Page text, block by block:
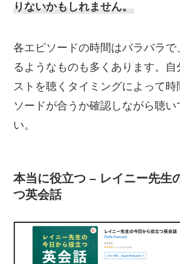
りないかもしれません。
各エピソードの時間はバラバラで
るようなものも多くあります。自
ストを聴くタイミングによって
ソードが合うか確認しながら聴い
い。
本当に役立つ – レイニー先生
つ英会話